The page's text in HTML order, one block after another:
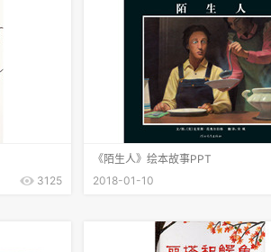
3125
《陌生人》绘本故事PPT
2018-01-10